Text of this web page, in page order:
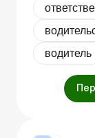
водитель